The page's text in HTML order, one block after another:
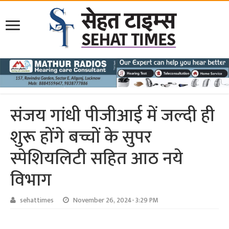
संजय गांधी पीजीआई में जल्दी ही
शुरू होंगे बच्चों के सुपर
स्पेशियलिटी सहित आठ नये
विभाग
sehattimes November 26, 2024- 3:29 PM